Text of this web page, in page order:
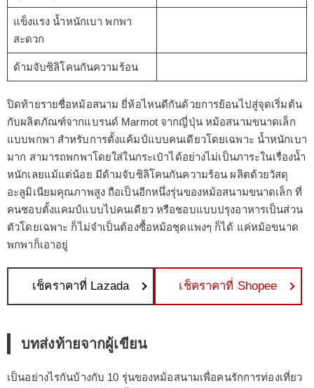
แข็งแรง น้ำหนักเบา พกพา
สะดวก
ด้ามจับซิลิโคนกันความร้อน
ปิดท้ายรายชื่อหม้อสนาม ยี่ห้อไหนดีกันด้วยการย้อนไปสู่จุดเริ่มต้น
กับผลิตภัณฑ์จากแบรนด์ Marmot จากญี่ปุ่น หม้อสนามขนาดเล็ก
แบบพกพา สำหรับการตั้งแค้มป์แบบคนเดียวโดยเฉพาะ น้ำหนักเบา
มาก สามารถพกพาโดยใส่ในกระเป๋าได้อย่างไม่เป็นภาระในเรื่องน้ำ
หนักเลยแม้แต่น้อย มีด้ามจับซิลิโคนกันความร้อน ผลิตด้วยวัสดุ
อะลูมิเนียมคุณภาพสูง ถือเป็นอีกหนึ่งรุ่นของหม้อสนามขนาดเล็ก ที่
คนชอบตั้งแคมป์แบบไปคนเดียว หรือชอบแบบปรุงอาหารเป็นส่วน
ตัวโดยเฉพาะ ก็ไม่จำเป็นต้องซื้อหม้อชุดแพงๆ ก็ได้ แค่หม้อขนาด
พกพาก็เอาอยู่
เช็คราคาที่ Lazada เช็คราคาที่ Shopee
บทส่งท้ายจากผู้เขียน
เป็นอย่างไรกันบ้างกับ 10 รุ่นของหม้อสนามเพื่อคนรักการท่องเที่ยว